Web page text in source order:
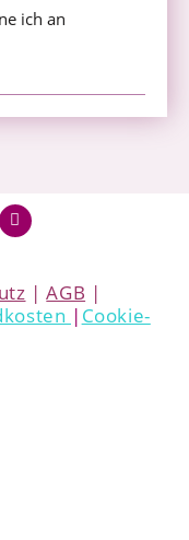
ich an
|AGB |
|